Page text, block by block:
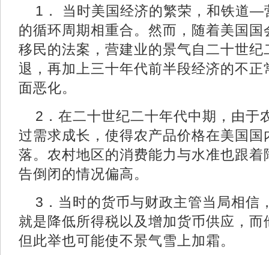
1． 当时美国经济的繁荣，和铁道
的循环周期相重合。然而，随着美国
移民的法案，营建业的景气自二十世
退，再加上三十年代前半段经济的不
面恶化。
2．在二十世纪二十年代中期，由于
过需求成长，使得农产品价格在美国
落。农村地区的消费能力与水准也跟
告倒闭的情况偏高。
3．当时的货币与财政主管当局相信
就是降低所得税以及增加货币供应，
但此举也可能使不景气雪上加霜。